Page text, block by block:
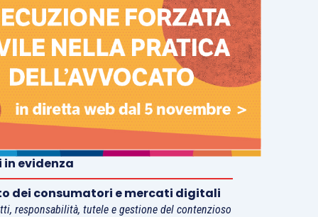
in evidenza
dei consumatori e mercati digitali
responsabilità, tutele e gestione del contenzioso